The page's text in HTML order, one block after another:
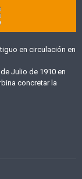
en circulación en
Julio de 1910 en
concretar la